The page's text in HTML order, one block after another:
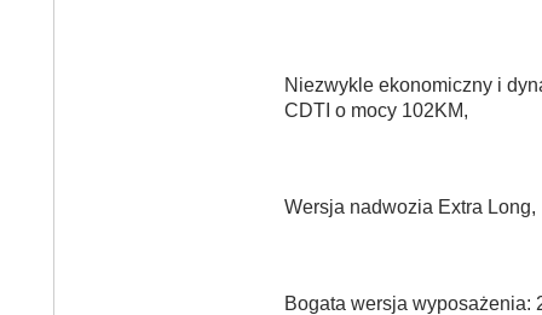
Niezwykle ekonomiczny i
CDTI o mocy 102KM,
Wersja nadwozia Extra Long,
Bogata wersja wyposażenia: